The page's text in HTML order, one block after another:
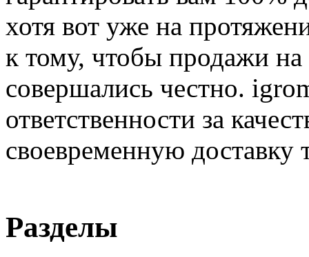
хотя вот уже на
к тому, чтобы продажи
совершались честно.
ответственности за
своевременную доставку
Разделы